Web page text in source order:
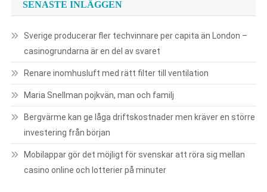
SENASTE INLÄGGEN
Sverige producerar fler techvinnare per capita än London –
casinogrundarna är en del av svaret
Renare inomhusluft med rätt filter till ventilation
Maria Snellman pojkvän, man och familj
Bergvärme kan ge låga driftskostnader men kräver en större
investering från början
Mobilappar gör det möjligt för svenskar att röra sig mellan
casino online och lotterier på minuter